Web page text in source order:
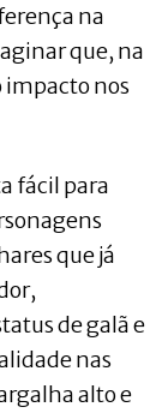
na
que, na
impacto nos
fácil para
que já
de galã e
nas
alto e